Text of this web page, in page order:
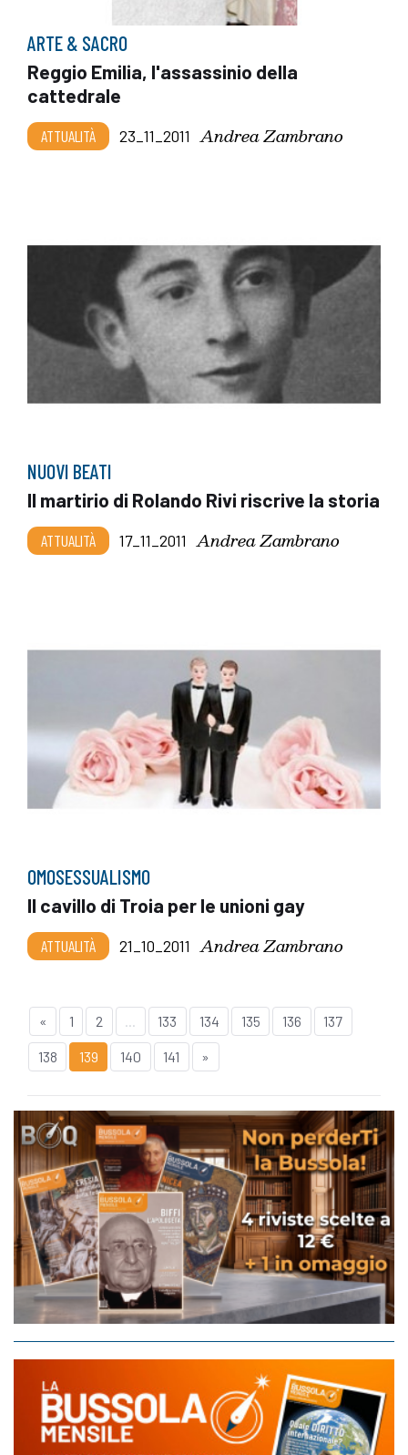
ARTE & SACRO
Reggio Emilia, l'assassinio della
cattedrale
ATTUALITÀ 23_11_2011 Andrea Zambrano
NUOVI BEATI
Il martirio di Rolando Rivi riscrive la storia
ATTUALITÀ 17_11_2011 Andrea Zambrano
OMOSESSUALISMO
Il cavillo di Troia per le unioni gay
ATTUALITÀ 21_10_2011 Andrea Zambrano
« 1 2 ... 133 134 135 136 137
138 139 140 141 »